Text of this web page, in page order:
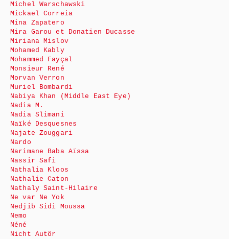
Michel Warschawski
Mickael Correia
Mina Zapatero
Mira Garou et Donatien Ducasse
Miriana Mislov
Mohamed Kably
Mohammed Fayçal
Monsieur René
Morvan Verron
Muriel Bombardi
Nabiya Khan (Middle East Eye)
Nadia M.
Nadia Slimani
Naïké Desquesnes
Najate Zouggari
Nardo
Narimane Baba Aïssa
Nassir Safi
Nathalia Kloos
Nathalie Caton
Nathaly Saint-Hilaire
Ne var Ne Yok
Nedjib Sidi Moussa
Nemo
Néné
Nicht Autör